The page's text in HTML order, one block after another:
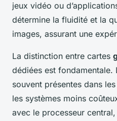
jeux vidéo ou
détermine la fluidité et la
images, assurant une
La distinction entre cartes
dédiées est fondamentale.
souvent présentes dans
les systèmes moins
avec le processeur